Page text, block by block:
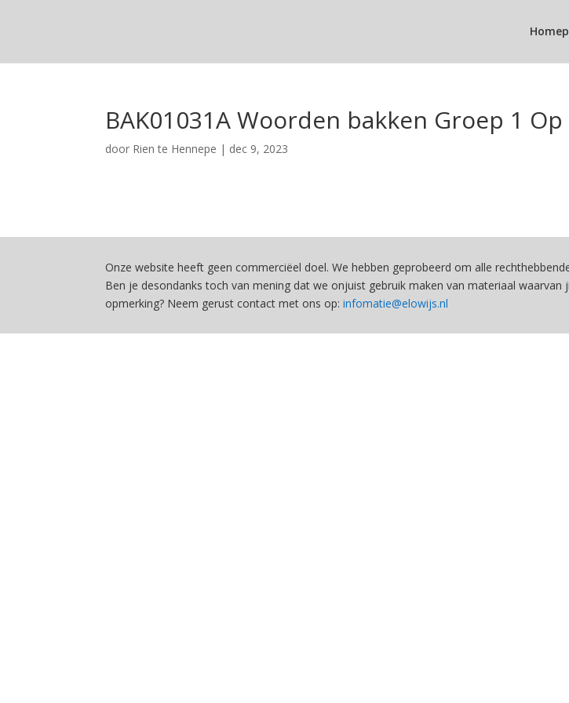
BAK01031A Woorden bakken Groep 1
door Rien te Hennepe | dec 9, 2023
Onze website heeft geen commerciëel doel. We hebben geprobeerd om alle
Ben je desondanks toch van mening dat we onjuist gebruik maken van materiaal
opmerking? Neem gerust contact met ons op:infomatie@elowijs.nl